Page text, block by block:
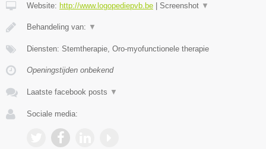
Website: http://www.logopediepvb.be | Screenshot ▼
Behandeling van: ▼
Diensten: Stemtherapie, Oro-myofunctionele therapie
Openingstijden onbekend
Laatste facebook posts ▼
Sociale media: